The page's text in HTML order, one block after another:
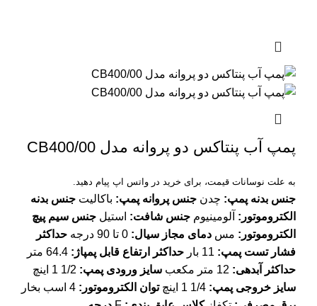
پمپ آب پنتاکس دو پروانه مدل CB400/00
به علت نوسانات قیمت، برای خرید در واتس اپ پیام دهید.
جنس بدنه پمپ: چدن جنس پروانه پمپ: باکالیت جنس بدنه
الکتروموتور: آلومینیوم جنس شافت: استیل جنس سیم پیچ
الکتروموتور: مس دمای مجاز سیال:
حداکثر
فشار تست پمپ:
حداکثر ارتفاع قابل پمپاژ:
حداکثر آبدهی:
سایز ورودی پمپ:
سایز خروجی پمپ:
توان الکتروموتور: